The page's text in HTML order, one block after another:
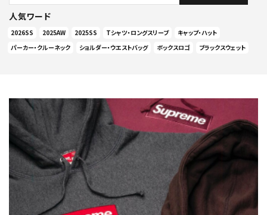
人気ワード
2026SS 2025AW 2025SS Tシャツ・ロングスリーブ
キャップ・ハット
パーカー・クルーネック
ショルダー・ウエストバッグ ボックスロゴ ブラックスウェット